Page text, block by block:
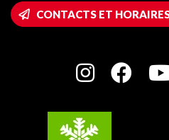
Accès Wifi
Maison des Propriétaires
Charte des Acteurs Engagés
Plagne 1800
Plagne Villages
CONTACTS ET